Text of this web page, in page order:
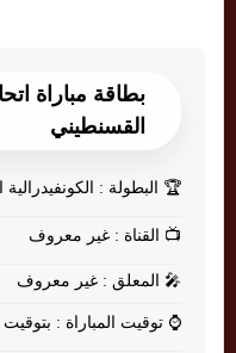
القسنطيني
🏆 البطولة : الكونفيدرالية
📺 القناة : غير معروف
🎤 المعلق : غير معروف
⌚ توقيت المباراة : بتوقيت